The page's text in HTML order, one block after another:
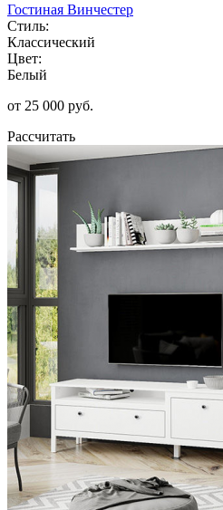
Гостиная Винчестер
Стиль:
Классический
Цвет:
Белый
от 25 000 руб.
Рассчитать